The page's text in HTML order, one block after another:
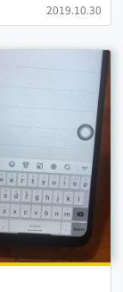
2019.10.30